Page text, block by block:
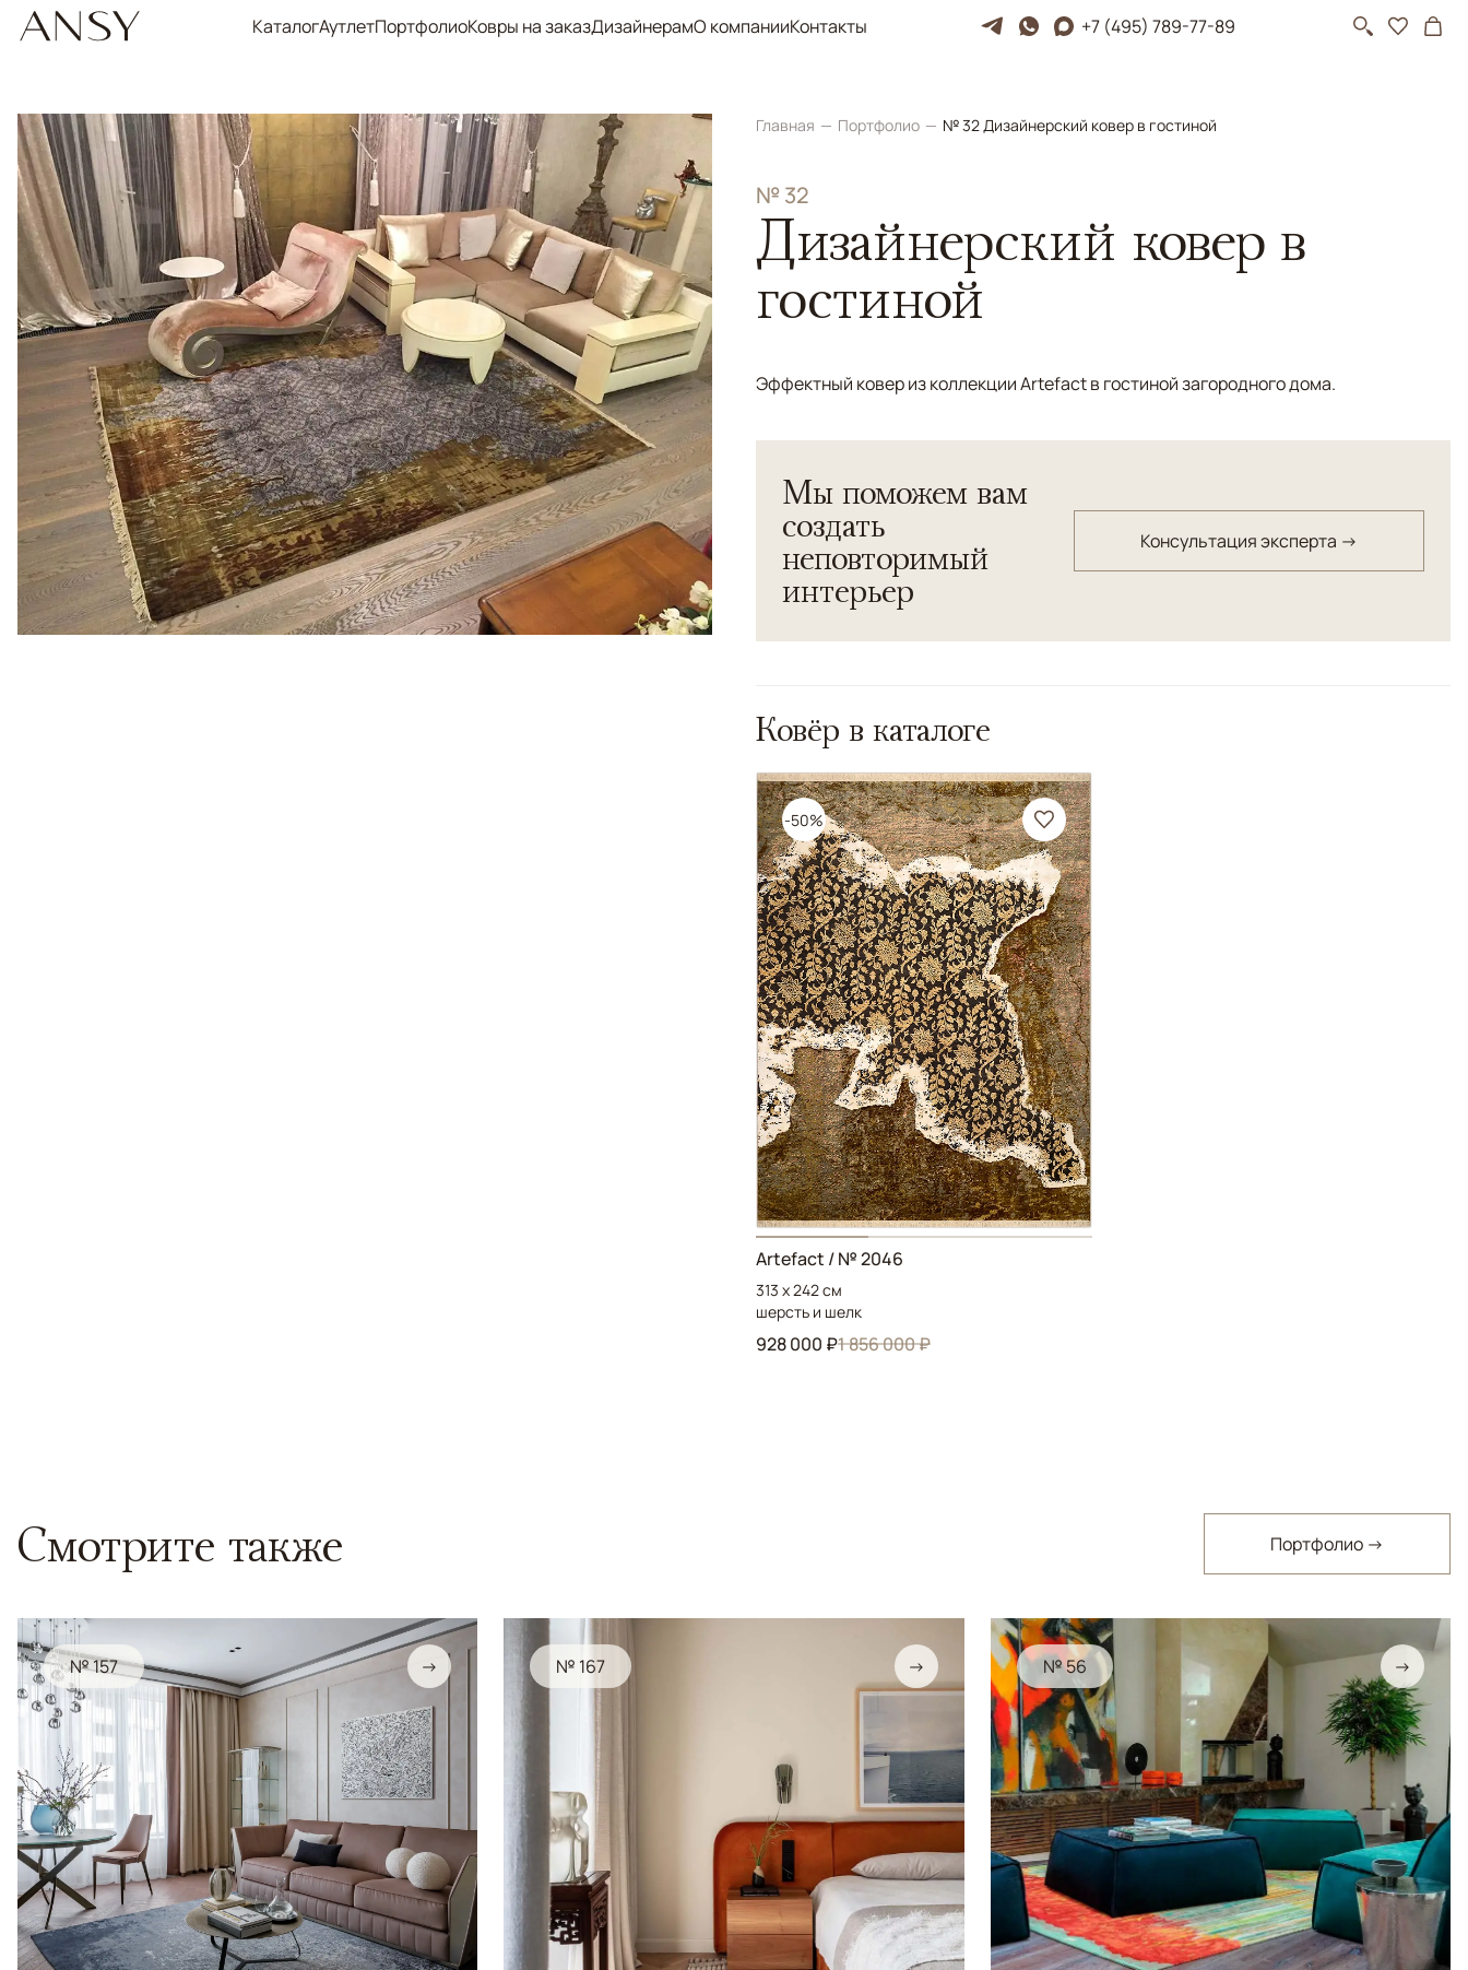
КаталогАутлетПортфолиоКовры на заказДизайнерамО компанииКонтакты +7 (495) 789-77-89
Главная Портфолио № 32 Дизайнерский ковер в гостиной
№ 32
Дизайнерский ковер в
гостиной
Эффектный ковер из коллекции Artefact в гостиной загородного дома.
Мы поможем вам
создать
неповторимый
интерьер
Консультация эксперта →
Ковёр в каталоге
-50%
Artefact / № 2046
313 x 242 см
шерсть и шелк
928 000 ₽1 856 000 ₽
Смотрите также Портфолио →
№ 157 → № 167 → № 56 →